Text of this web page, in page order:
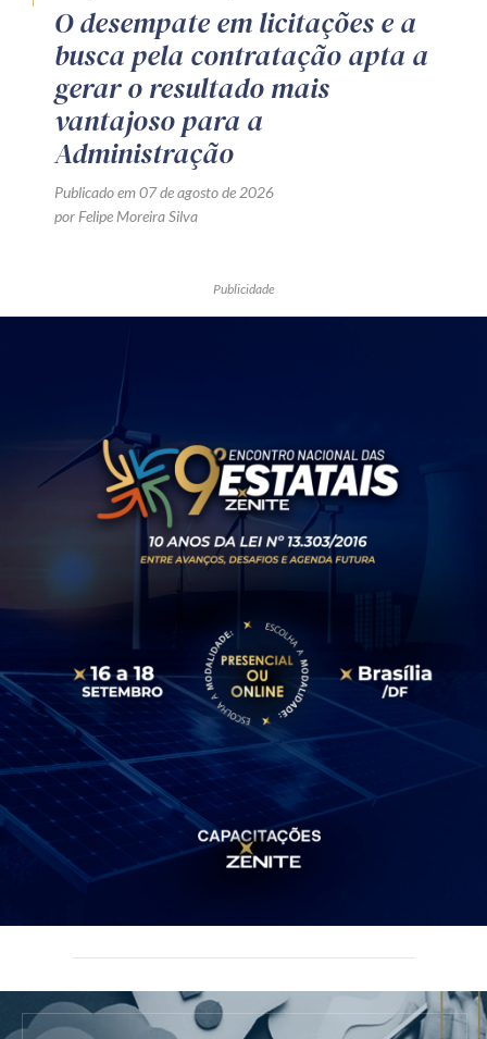
O desempate em licitações e a
busca pela contratação apta a
gerar o resultado mais
vantajoso para a
Administração
Publicado em 07 de agosto de 2026
por Felipe Moreira Silva
Publicidade